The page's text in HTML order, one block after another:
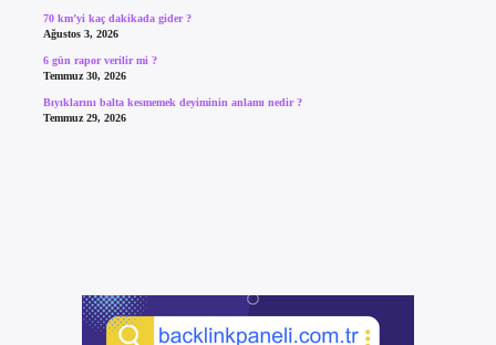
70 km’yi kaç dakikada gider ?
Ağustos 3, 2026
6 gün rapor verilir mi ?
Temmuz 30, 2026
Bıyıklarını balta kesmemek deyiminin anlamı nedir ?
Temmuz 29, 2026